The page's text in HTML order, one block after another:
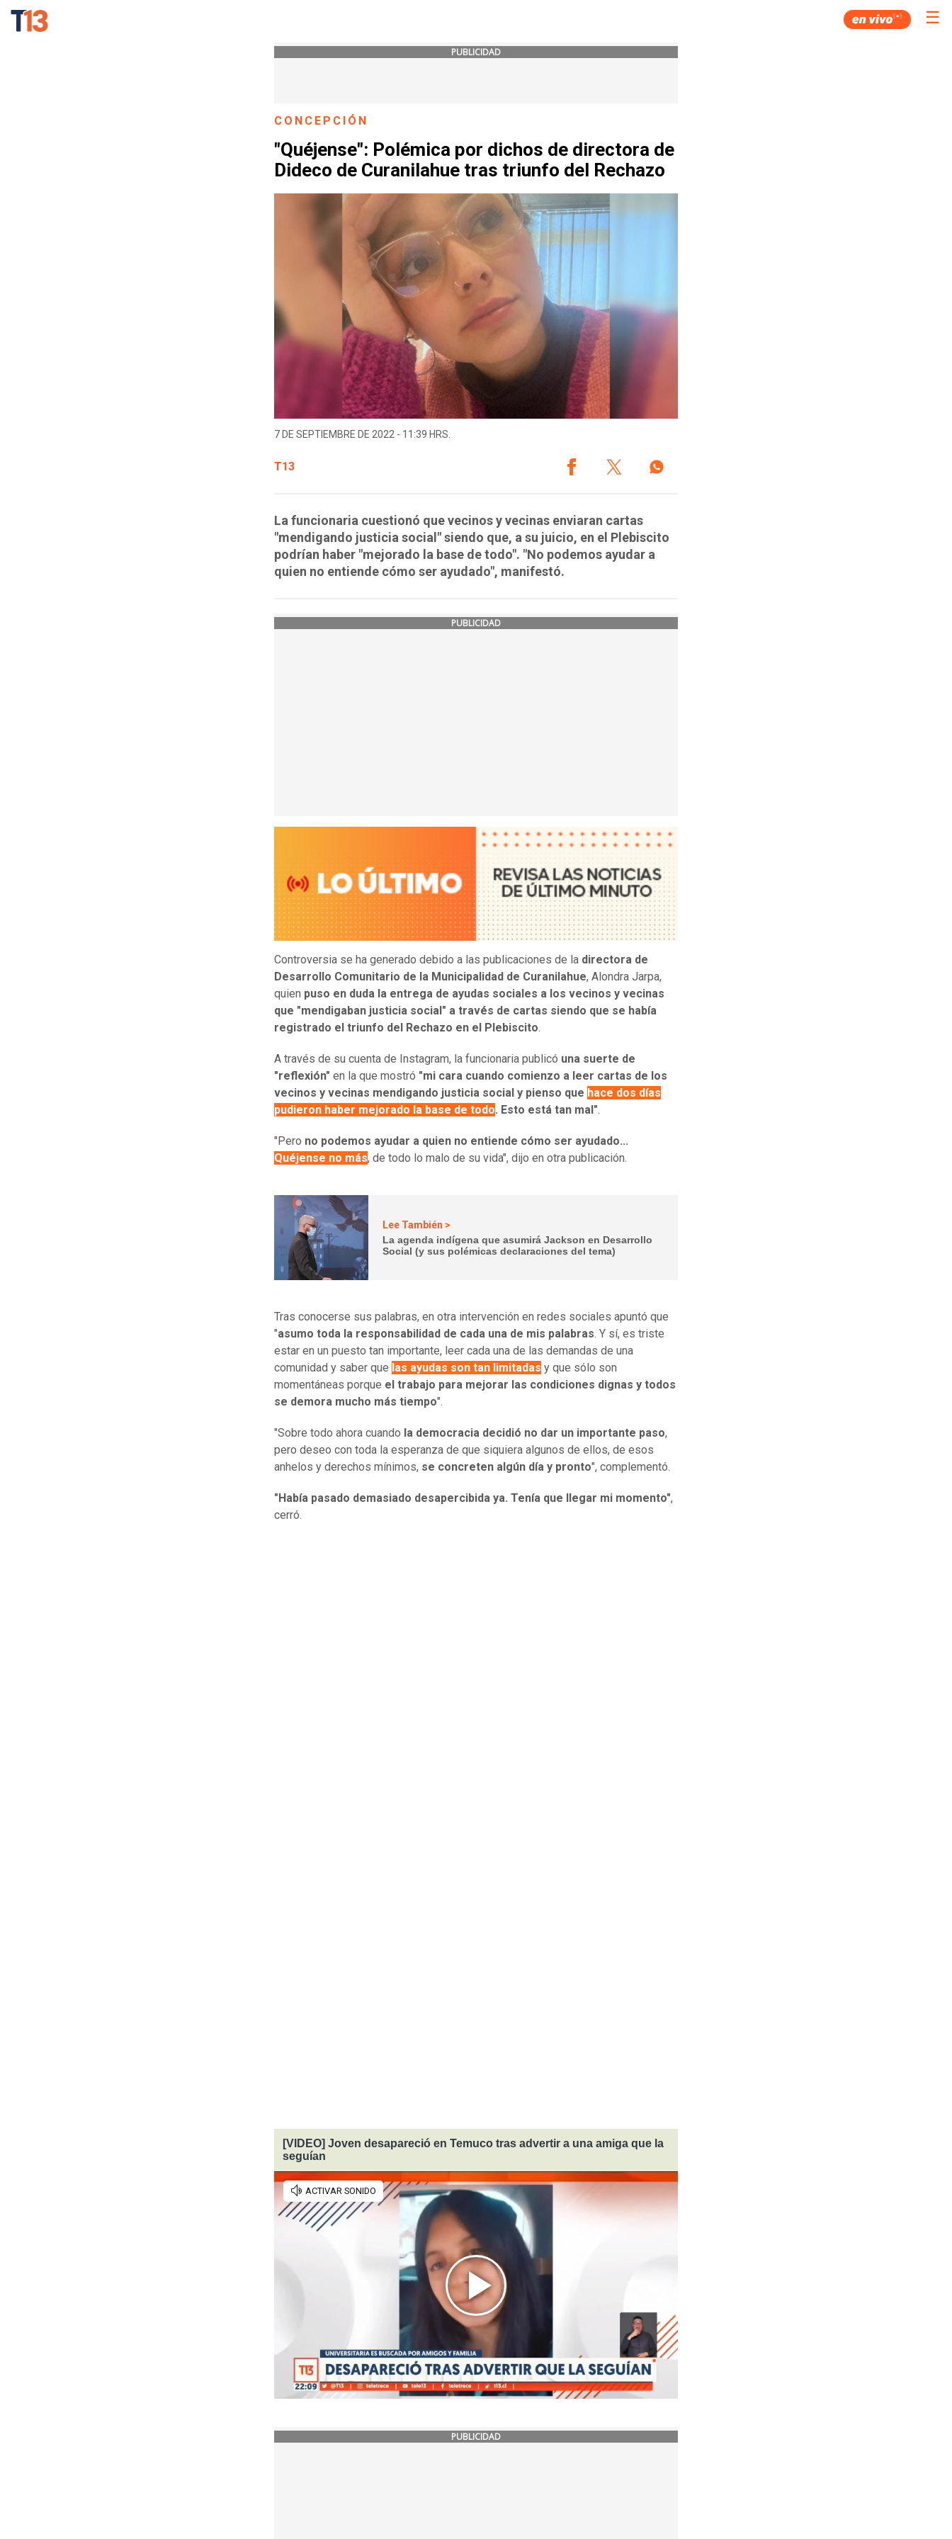
☰
PUBLICIDAD
CONCEPCIÓN
"Quéjense": Polémica por dichos de directora de
Dideco de Curanilahue tras triunfo del Rechazo
7 DE SEPTIEMBRE DE 2022 - 11:39 HRS.
T13
La funcionaria cuestionó que vecinos y vecinas enviaran cartas
"mendigando justicia social" siendo que, a su juicio, en el Plebiscito
podrían haber "mejorado la base de todo". "No podemos ayudar a
quien no entiende cómo ser ayudado", manifestó.
PUBLICIDAD
Controversia se ha generado debido a las publicaciones de la directora de
Desarrollo Comunitario de la Municipalidad de Curanilahue, Alondra Jarpa,
quien puso en duda la entrega de ayudas sociales a los vecinos y vecinas
que "mendigaban justicia social" a través de cartas siendo que se había
registrado el triunfo del Rechazo en el Plebiscito.
A través de su cuenta de Instagram, la funcionaria publicó una suerte de
"reflexión" en la que mostró "mi cara cuando comienzo a leer cartas de los
vecinos y vecinas mendigando justicia social y pienso que hace dos días
pudieron haber mejorado la base de todo. Esto está tan mal".
"Pero no podemos ayudar a quien no entiende cómo ser ayudado...
Quéjense no más, de todo lo malo de su vida", dijo en otra publicación.
Lee También >
La agenda indígena que asumirá Jackson en Desarrollo
Social (y sus polémicas declaraciones del tema)
Tras conocerse sus palabras, en otra intervención en redes sociales apuntó que
"asumo toda la responsabilidad de cada una de mis palabras. Y sí, es triste
estar en un puesto tan importante, leer cada una de las demandas de una
comunidad y saber que las ayudas son tan limitadas y que sólo son
momentáneas porque el trabajo para mejorar las condiciones dignas y todos
se demora mucho más tiempo".
"Sobre todo ahora cuando la democracia decidió no dar un importante paso,
pero deseo con toda la esperanza de que siquiera algunos de ellos, de esos
anhelos y derechos mínimos, se concreten algún día y pronto", complementó.
"Había pasado demasiado desapercibida ya. Tenía que llegar mi momento",
cerró.
[VIDEO] Joven desapareció en Temuco tras advertir a una amiga que la
seguían
PUBLICIDAD